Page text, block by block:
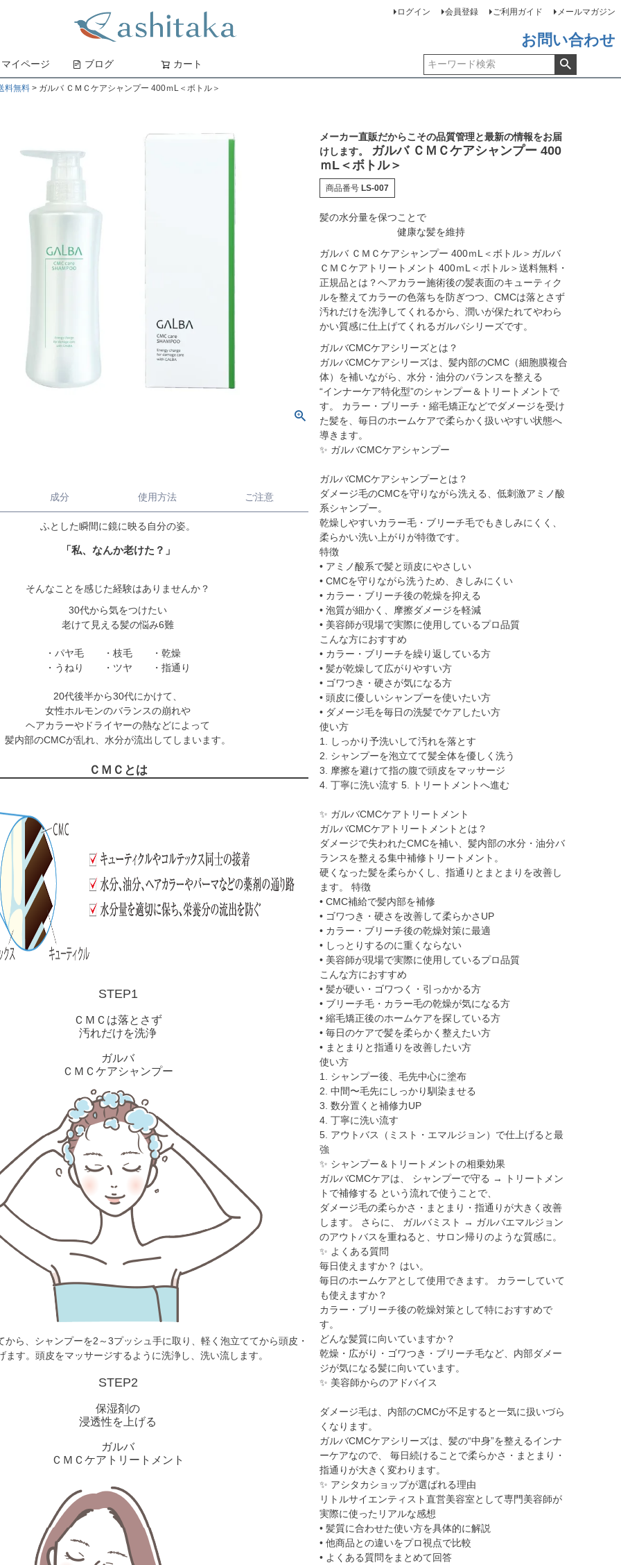
ログイン 会員登録 ご利用ガイド メールマガジン
お問い合わせ
マイページ ブログ カート
料無料 ガルバ ＣＭＣケアシャンプー 400ｍL＜ボトル＞
成分 使用方法 ご注意
ふとした瞬間に鏡に映る自分の姿。
「私、なんか老けた？」
そんなことを感じた経験はありませんか？
30代から気をつけたい
老けて見える髪の悩み6難
・パヤ毛 ・枝毛 ・乾燥
・うねり ・ツヤ ・指通り
20代後半から30代にかけて、
女性ホルモンのバランスの崩れや
ヘアカラーやドライヤーの熱などによって
髪内部のCMCが乱れ、水分が流出してしまいます。
ＣＭＣとは
STEP1
ＣＭＣは落とさず
汚れだけを洗浄
ガルバ
ＣＭＣケアシャンプー
から、シャンプーを2～3プッシュ手に取り、軽く泡立ててから頭皮・
ます。頭皮をマッサージするように洗浄し、洗い流します。
STEP2
保湿剤の
浸透性を上げる
ガルバ
ＣＭＣケアトリートメント
メーカー直販だからこその品質管理と最新の情報をお届
けします。
ガルバ ＣＭＣケアシャンプー 400
ｍL＜ボトル＞
商品番号 LS-007
髪の水分量を保つことで
健康な髪を維持
ガルバ ＣＭＣケアシャンプー 400ｍL＜ボトル＞ガルバ
ＣＭＣケアトリートメント 400ｍL＜ボトル＞送料無料・
正規品とは？ヘアカラー施術後の髪表面のキューティク
ルを整えてカラーの色落ちを防ぎつつ、CMCは落とさず
汚れだけを洗浄してくれるから、潤いが保たれてやわら
かい質感に仕上げてくれるガルバシリーズです。
ガルバCMCケアシリーズとは？
ガルバCMCケアシリーズは、髪内部のCMC（細胞膜複合
体）を補いながら、水分・油分のバランスを整える
“インナーケア特化型”のシャンプー＆トリートメントで
す。 カラー・ブリーチ・縮毛矯正などでダメージを受け
た髪を、毎日のホームケアで柔らかく扱いやすい状態へ
導きます。
✨ ガルバCMCケアシャンプー
ガルバCMCケアシャンプーとは？
ダメージ毛のCMCを守りながら洗える、低刺激アミノ酸
系シャンプー。
乾燥しやすいカラー毛・ブリーチ毛でもきしみにくく、
柔らかい洗い上がりが特徴です。
特徴
• アミノ酸系で髪と頭皮にやさしい
• CMCを守りながら洗うため、きしみにくい
• カラー・ブリーチ後の乾燥を抑える
• 泡質が細かく、摩擦ダメージを軽減
• 美容師が現場で実際に使用しているプロ品質
こんな方におすすめ
• カラー・ブリーチを繰り返している方
• 髪が乾燥して広がりやすい方
• ゴワつき・硬さが気になる方
• 頭皮に優しいシャンプーを使いたい方
• ダメージ毛を毎日の洗髪でケアしたい方
使い方
1. しっかり予洗いして汚れを落とす
2. シャンプーを泡立てて髪全体を優しく洗う
3. 摩擦を避けて指の腹で頭皮をマッサージ
4. 丁寧に洗い流す 5. トリートメントへ進む
✨ ガルバCMCケアトリートメント
ガルバCMCケアトリートメントとは？
ダメージで失われたCMCを補い、髪内部の水分・油分バ
ランスを整える集中補修トリートメント。
硬くなった髪を柔らかくし、指通りとまとまりを改善し
ます。 特徴
• CMC補給で髪内部を補修
• ゴワつき・硬さを改善して柔らかさUP
• カラー・ブリーチ後の乾燥対策に最適
• しっとりするのに重くならない
• 美容師が現場で実際に使用しているプロ品質
こんな方におすすめ
• 髪が硬い・ゴワつく・引っかかる方
• ブリーチ毛・カラー毛の乾燥が気になる方
• 縮毛矯正後のホームケアを探している方
• 毎日のケアで髪を柔らかく整えたい方
• まとまりと指通りを改善したい方
使い方
1. シャンプー後、毛先中心に塗布
2. 中間〜毛先にしっかり馴染ませる
3. 数分置くと補修力UP
4. 丁寧に洗い流す
5. アウトバス（ミスト・エマルジョン）で仕上げると最
強
✨ シャンプー＆トリートメントの相乗効果
ガルバCMCケアは、 シャンプーで守る → トリートメン
トで補修する という流れで使うことで、
ダメージ毛の柔らかさ・まとまり・指通りが大きく改善
します。 さらに、 ガルバミスト → ガルバエマルジョン
のアウトバスを重ねると、サロン帰りのような質感に。
✨ よくある質問
毎日使えますか？ はい。
毎日のホームケアとして使用できます。 カラーしていて
も使えますか？
カラー・ブリーチ後の乾燥対策として特におすすめで
す。
どんな髪質に向いていますか？
乾燥・広がり・ゴワつき・ブリーチ毛など、内部ダメー
ジが気になる髪に向いています。
✨ 美容師からのアドバイス
ダメージ毛は、内部のCMCが不足すると一気に扱いづら
くなります。
ガルバCMCケアシリーズは、髪の“中身”を整えるインナ
ーケアなので、 毎日続けることで柔らかさ・まとまり・
指通りが大きく変わります。
✨ アシタカショップが選ばれる理由
リトルサイエンティスト直営美容室として専門美容師が
実際に使ったリアルな感想
• 髪質に合わせた使い方を具体的に解説
• 他商品との違いをプロ視点で比較
• よくある質問をまとめて回答